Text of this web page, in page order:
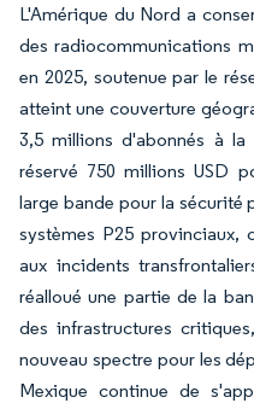
L'Amérique du Nord a
des radiocommunications
en 2025, soutenue par le
atteint une couverture
3,5 millions d'abonnés à
réservé 750 millions USD
large bande pour la sécurité
systèmes P25 provinciaux,
aux incidents
réalloué une partie de la
des infrastructures
nouveau spectre pour les
Mexique continue de